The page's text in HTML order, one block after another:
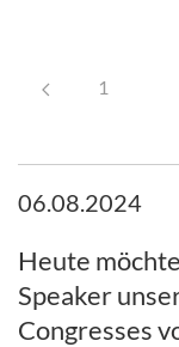
1
06.08.2024
Heute
Speaker
Congresses